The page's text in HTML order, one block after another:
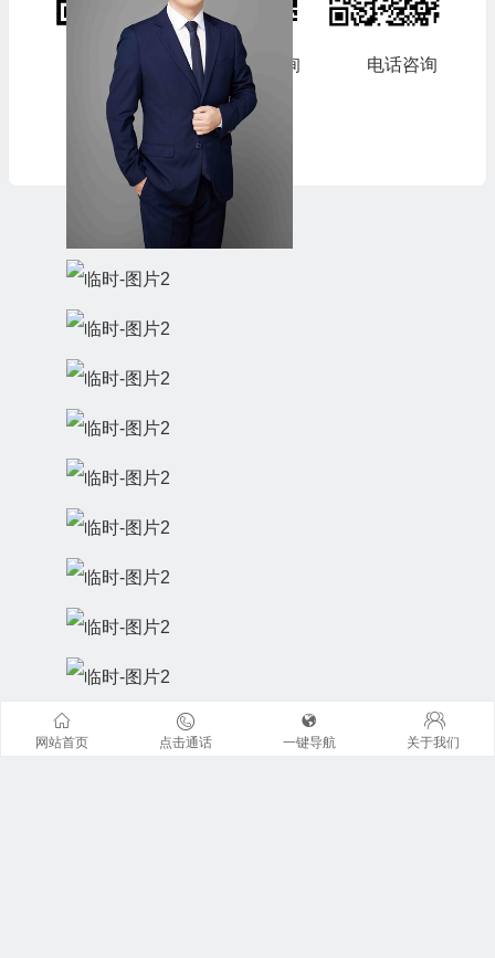
扫码一键
导航
微信咨询 电话咨询
网站首页 点击通话 一键导航 关于我们